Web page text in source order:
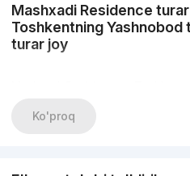
Mashxadi Residence
Toshkentning Yashnobod
turar joy
toifasidagi turar joy majmuasi.
Ko'proq